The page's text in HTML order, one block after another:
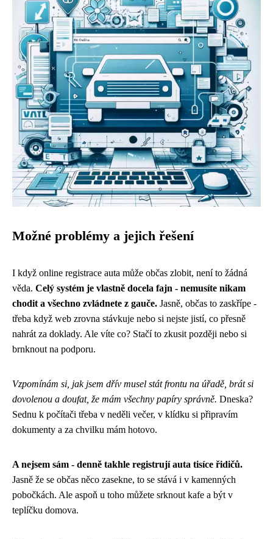
Možné problémy a jejich řešení
I když online registrace auta může občas zlobit, není to žádná
věda. Celý systém je vlastně docela fajn - nemusíte nikam
chodit a všechno zvládnete z gauče. Jasně, občas to zaskřípe -
třeba když web zrovna stávkuje nebo si nejste jistí, co přesně
nahrát za doklady. Ale víte co? Stačí to zkusit později nebo si
brnknout na podporu.
Vzpomínám si, jak jsem dřív musel stát frontu na úřadě, brát si
dovolenou a doufat, že mám všechny papíry správně. Dneska?
Sednu k počítači třeba v neděli večer, v klídku si připravím
dokumenty a za chvilku mám hotovo.
A nejsem sám - denně takhle registrují auta tisíce řidičů.
Jasně že se občas něco zasekne, to se stává i v kamenných
pobočkách. Ale aspoň u toho můžete srknout kafe a být v
teplíčku domova.